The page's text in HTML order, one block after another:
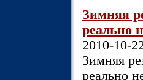
Зимняя
реально
2010-10-
Зимняя
реально